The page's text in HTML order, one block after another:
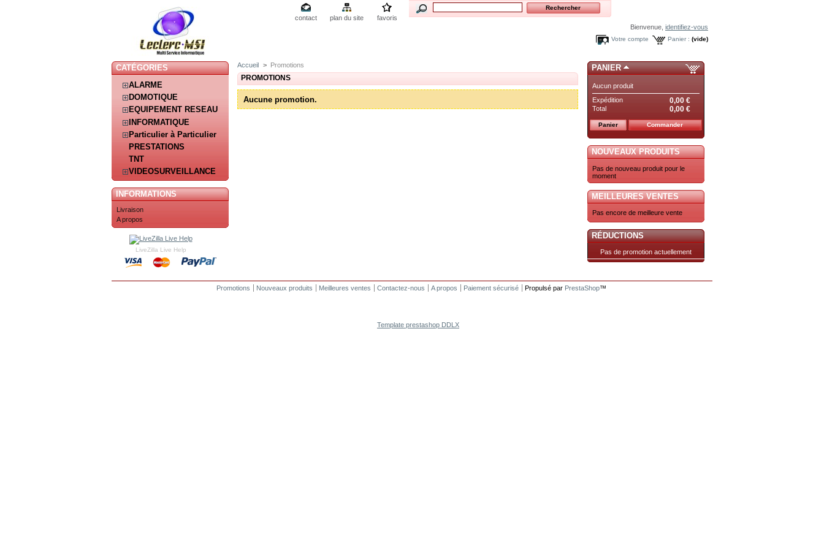
contact plan du site
favoris
Bienvenue,identifiez-vous
Panier : (vide)
Votre compte
CATÉGORIES
ALARME
DOMOTIQUE
EQUIPEMENT RESEAU
INFORMATIQUE
Particulier à Particulier
PRESTATIONS
TNT
VIDEOSURVEILLANCE
INFORMATIONS
Livraison
A propos
LiveZilla Live Help
Accueil > Promotions
PROMOTIONS
Aucune promotion.
PANIER
Aucun produit
Expédition
0,00 €
Total 0,00 €
Panier Commander
NOUVEAUX PRODUITS
Pas de nouveau produit pour le
moment
MEILLEURES VENTES
Pas encore de meilleure vente
RÉDUCTIONS
Pas de promotion actuellement
Promotions Nouveaux produits Meilleures ventes Contactez-nous A propos Paiement sécurisé Propulsé par PrestaShop™
Template prestashop DDLX